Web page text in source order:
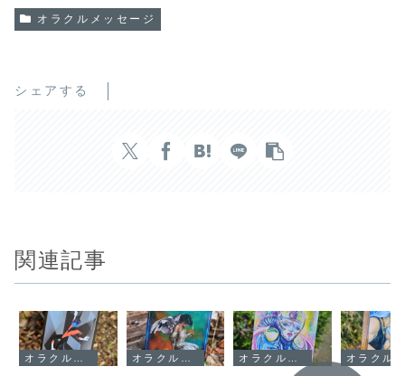
オラクルメッセージ
シェアする
関連記事
オラクルメッセージ オラクルメッセージ オラクルメッセージ